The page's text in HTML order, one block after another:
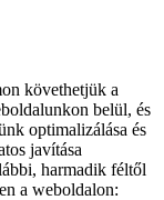
követhetjük a
belül, és
optimalizálása és
javítása
harmadik féltől
a weboldalon: